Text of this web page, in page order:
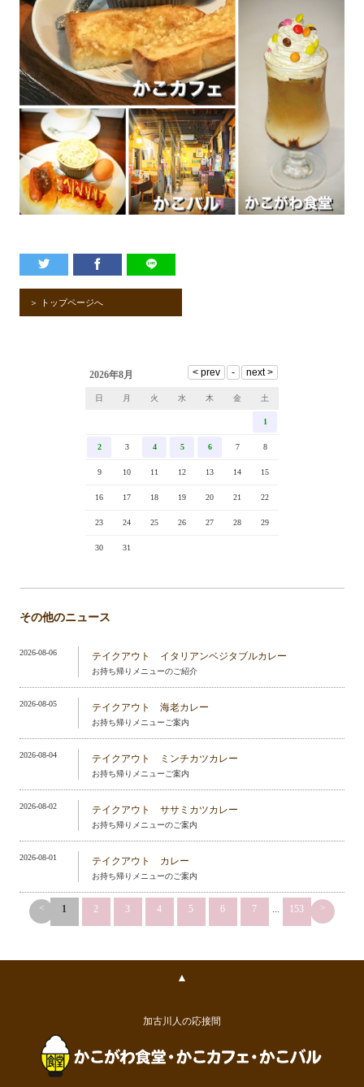
＞ トップページへ
2026年8月
日 月 火 水 木 金 土
1
2 3 4 5 6 7 8
9 10 11 12 13 14 15
16 17 18 19 20 21 22
23 24 25 26 27 28 29
30 31
その他のニュース
2026-08-06 テイクアウト イタリアンベジタブルカレー
お持ち帰りメニューのご紹介
2026-08-05 テイクアウト 海老カレー
お持ち帰りメニューご案内
2026-08-04 テイクアウト ミンチカツカレー
お持ち帰りメニューご案内
2026-08-02 テイクアウト ササミカツカレー
お持ち帰りメニューのご案内
2026-08-01 テイクアウト カレー
お持ち帰りメニューのご案内
< 1 2 3 4 5 6 7 ... 153 >
▲
加古川人の応接間